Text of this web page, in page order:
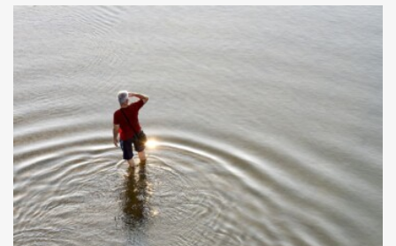
Brutális gyilkosság áldozata
lett egy nő Martfűn – ezt a...